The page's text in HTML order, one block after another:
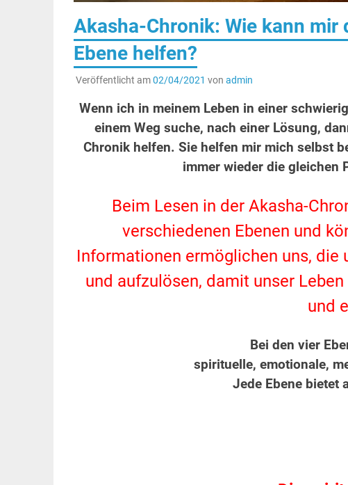
Akasha-Chronik: Wie kann
Ebene helfen?
Veröffentlicht am02/04/2021 von admin
Wenn ich in meinem Leben in einer
einem Weg suche, nach einer Lösung,
Chronik helfen. Sie helfen mir mich selbst
immer wieder die gleichen
Beim Lesen in der Akasha-
verschiedenen Ebenen und
Informationen ermöglichen uns, die
und aufzulösen, damit unser
und
Bei den vier
spirituelle, emotionale,
Jede Ebene bietet